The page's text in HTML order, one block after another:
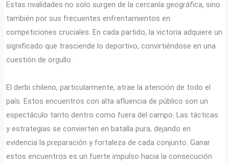
Estas rivalidades no solo surgen de la cercanía geográfica, sino
también por sus frecuentes enfrentamientos en
competiciones cruciales. En cada partido, la victoria adquiere un
significado que trasciende lo deportivo, convirtiéndose en una
cuestión de orgullo.
El derbi chileno, particularmente, atrae la atención de todo el
país. Estos encuentros con alta afluencia de público son un
espectáculo tanto dentro como fuera del campo. Las tácticas
y estrategias se convierten en batalla pura, dejando en
evidencia la preparación y fortaleza de cada conjunto. Ganar
estos encuentros es un fuerte impulso hacia la consecución